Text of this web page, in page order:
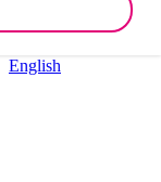
English